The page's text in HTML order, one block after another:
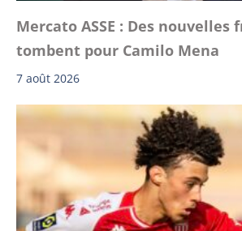
Mercato ASSE : Des nouvelles
tombent pour Camilo Mena
7 août 2026